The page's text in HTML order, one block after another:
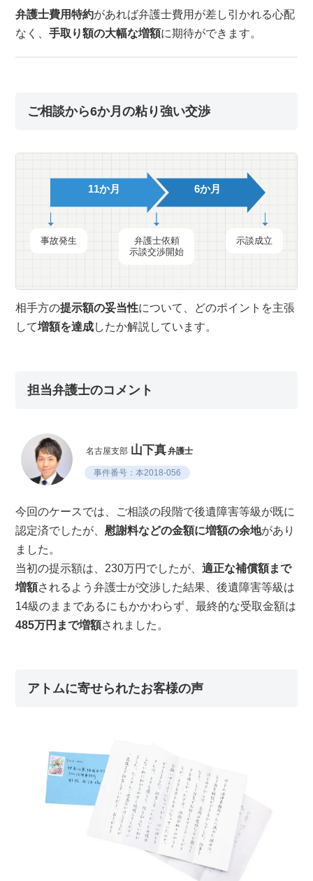
弁護士費用特約があれば弁護士費用が差し引かれる心配
なく、手取り額の大幅な増額に期待ができます。
ご相談から6か月の粘り強い交渉
11か月 6か月
事故発生
弁護士依頼
示談交渉開始
示談成立
相手方の提示額の妥当性について、どのポイントを主張
して増額を達成したか解説しています。
担当弁護士のコメント
名古屋支部 山下真弁護士
事件番号：本2018-056
今回のケースでは、ご相談の段階で後遺障害等級が既に
認定済でしたが、慰謝料などの金額に増額の余地があり
ました。
当初の提示額は、230万円でしたが、適正な補償額まで
増額されるよう弁護士が交渉した結果、後遺障害等級は
14級のままであるにもかかわらず、最終的な受取金額は
485万円まで増額されました。
アトムに寄せられたお客様の声